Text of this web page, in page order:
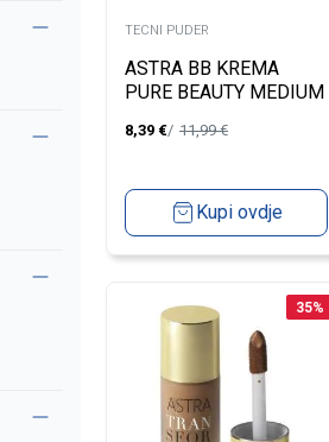
TECNI PUDER
ASTRA BB KREMA
PURE BEAUTY MEDIUM
8,39 € 11,99€
Kupi ovdje
35%